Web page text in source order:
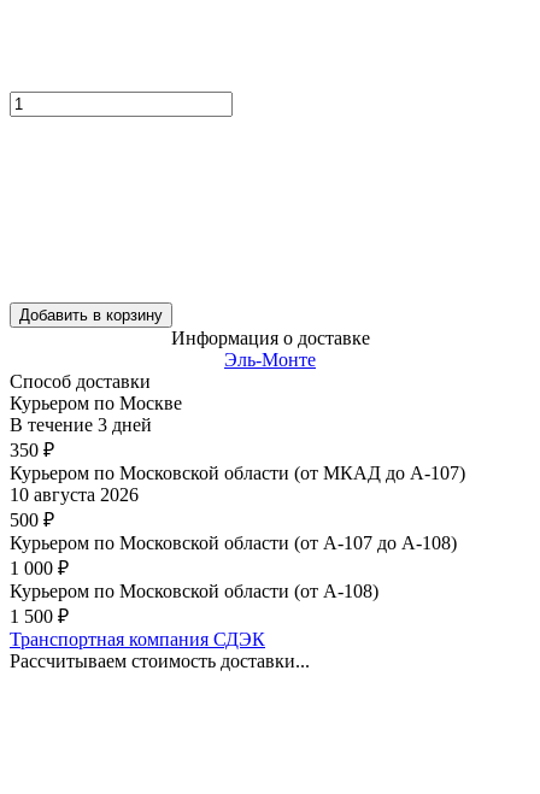
Добавить в корзину
Информация о доставке
Эль-Монте
Способ доставки
Курьером по Москве
В течение 3 дней
350 ₽
Курьером по Московской области (от МКАД до А-107)
10 августа 2026
500 ₽
Курьером по Московской области (от А-107 до А-108)
1 000 ₽
Курьером по Московской области (от А-108)
1 500 ₽
Транспортная компания СДЭК
Рассчитываем стоимость доставки...